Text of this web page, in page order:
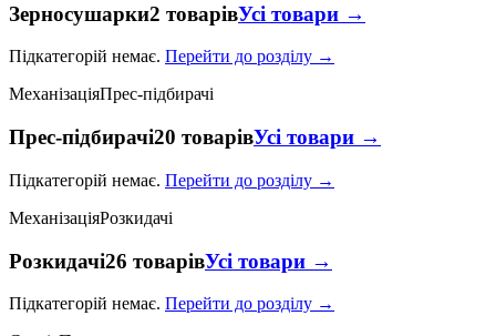
Зерносушарки2 товарівУсі товари →
Підкатегорій немає. Перейти до розділу →
МеханізаціяПрес-підбирачі
Прес-підбирачі20 товарівУсі товари →
Підкатегорій немає. Перейти до розділу →
МеханізаціяРозкидачі
Розкидачі26 товарівУсі товари →
Підкатегорій немає. Перейти до розділу →